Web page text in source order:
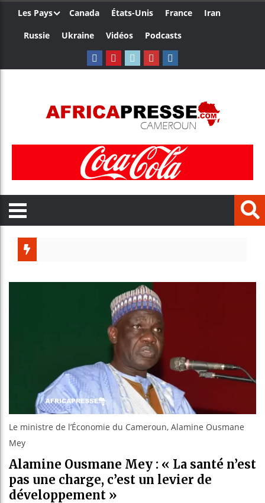
Les Pays Canada États-Unis France
Iran
Russie
Ukraine Vidéos Podcasts
Le ministre de l’Économie du Cameroun, Alamine Ousmane
Mey
Alamine Ousmane Mey : « La santé n’est
pas une charge, c’est un levier de
développement »